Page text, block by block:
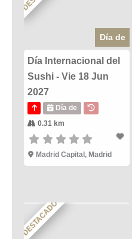
Día de
Día Internacional del
Sushi - Vie 18 Jun
2027
Día de
0.31 km
Madrid Capital, Madrid
DESTACADO